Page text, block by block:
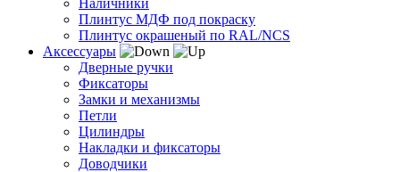
Плинтус МДФ под покраску
Плинтус окрашеный по RAL/NCS
Аксессуары
Дверные ручки
Фиксаторы
Замки и механизмы
Петли
Цилиндры
Накладки и фиксаторы
Доводчики